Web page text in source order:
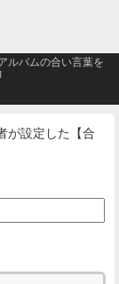
ルバムの合い言葉を
が設定した【合